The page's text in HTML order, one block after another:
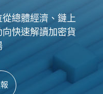
總體經濟、鏈上
快速解讀加密貨